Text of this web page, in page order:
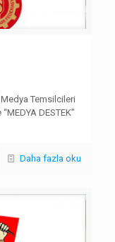
Medya Temsilcileri
DESTEK”
Daha fazla oku